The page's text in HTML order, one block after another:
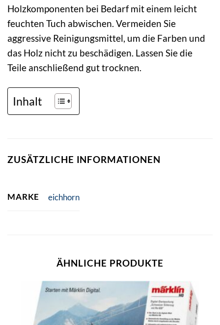
Holzkomponenten bei Bedarf mit einem leicht
feuchten Tuch abwischen. Vermeiden Sie
aggressive Reinigungsmittel, um die Farben und
das Holz nicht zu beschädigen. Lassen Sie die
Teile anschließend gut trocknen.
Inhalt
ZUSÄTZLICHE INFORMATIONEN
MARKE eichhorn
ÄHNLICHE PRODUKTE